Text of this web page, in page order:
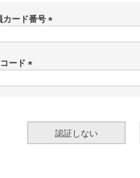
カード番号
)
ード
認証しない